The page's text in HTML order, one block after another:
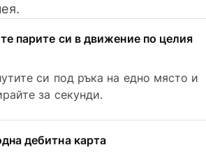
парите си в движение по целия
си под ръка на едно място и
за секунди.
дебитна карта